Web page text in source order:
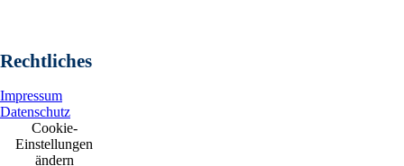
Rechtliches
Impressum
Datenschutz
Cookie-
Einstellungen
ändern